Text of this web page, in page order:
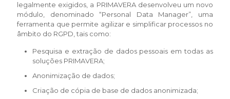
legalmente exigidos, a PRIMAVERA desenvolveu um novo
módulo, denominado “Personal Data Manager”, uma
ferramenta que permite agilizar e simplificar processos no
âmbito do RGPD, tais como:
Pesquisa e extração de dados pessoais em todas as
soluções PRIMAVERA;
Anonimização de dados;
Criação de cópia de base de dados anonimizada;